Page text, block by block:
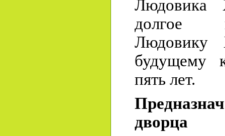
Людовика
долгое
Людовику
будущему
пять лет.
дворца